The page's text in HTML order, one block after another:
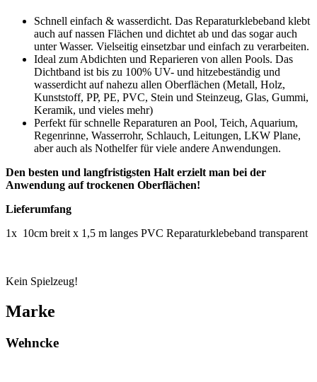
Schnell einfach & wasserdicht. Das Reparaturklebeband klebt
auch auf nassen Flächen und dichtet ab und das sogar auch
unter Wasser. Vielseitig einsetzbar und einfach zu verarbeiten.
Ideal zum Abdichten und Reparieren von allen Pools. Das
Dichtband ist bis zu 100% UV- und hitzebeständig und
wasserdicht auf nahezu allen Oberflächen (Metall, Holz,
Kunststoff, PP, PE, PVC, Stein und Steinzeug, Glas, Gummi,
Keramik, und vieles mehr)
Perfekt für schnelle Reparaturen an Pool, Teich, Aquarium,
Regenrinne, Wasserrohr, Schlauch, Leitungen, LKW Plane,
aber auch als Nothelfer für viele andere Anwendungen.
Den besten und langfristigsten Halt erzielt man bei der
Anwendung auf trockenen Oberflächen!
Lieferumfang
1x 10cm breit x 1,5 m langes PVC Reparaturklebeband transparent
Kein Spielzeug!
Marke
Wehncke